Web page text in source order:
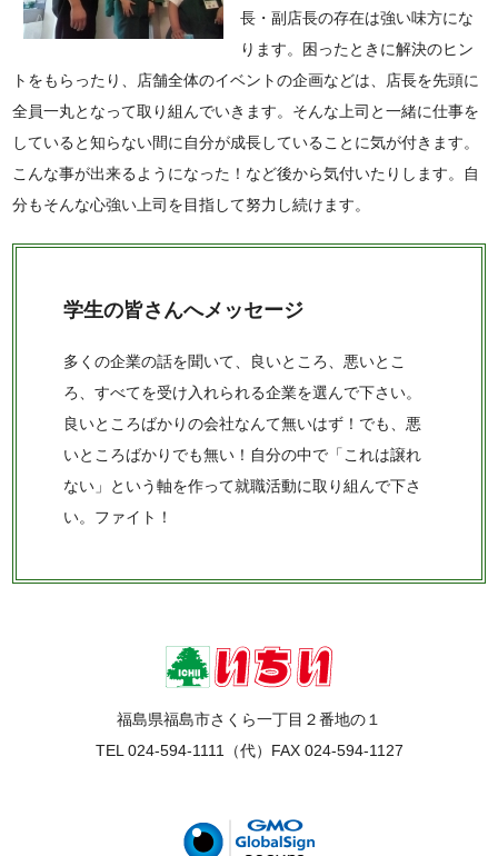
長・副店長の存在は強い味方にな
ります。困ったときに解決のヒン
トをもらったり、店舗全体のイベントの企画などは、店長を先頭に
全員一丸となって取り組んでいきます。そんな上司と一緒に仕事を
していると知らない間に自分が成長していることに気が付きます。
こんな事が出来るようになった！など後から気付いたりします。自
分もそんな心強い上司を目指して努力し続けます。
学生の皆さんへメッセージ
多くの企業の話を聞いて、良いところ、悪いとこ
ろ、すべてを受け入れられる企業を選んで下さい。
良いところばかりの会社なんて無いはず！でも、悪
いところばかりでも無い！自分の中で「これは譲れ
ない」という軸を作って就職活動に取り組んで下さ
い。ファイト！
福島県福島市さくら一丁目２番地の１
TEL 024-594-1111（代）FAX 024-594-1127